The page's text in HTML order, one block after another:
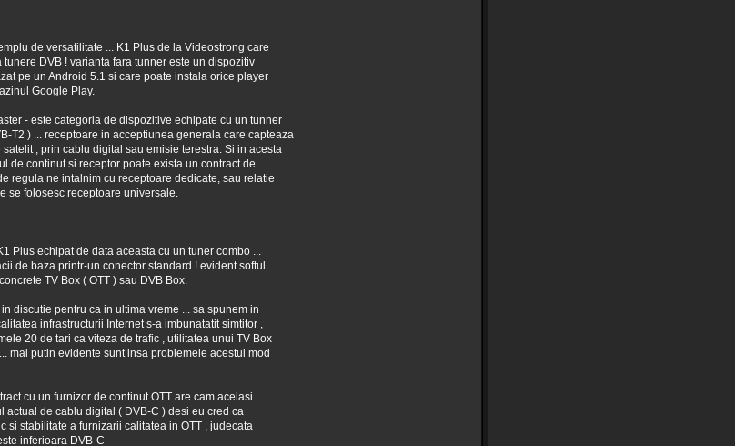
de versatilitate ... K1 Plus de la Videostrong care
tunere DVB ! varianta fara tunner este un dispozitiv
pe un Android 5.1 si care poate instala orice player
Google Play.
- este categoria de dispozitive echipate cu un tunner
T2 ) ... receptoare in acceptiunea generala care capteaza
, prin cablu digital sau emisie terestra. Si in acesta
de continut si receptor poate exista un contract de
regula ne intalnim cu receptoare dedicate, sau relatie
se folosesc receptoare universale.
Plus echipat de data aceasta cu un tuner combo ...
de baza printr-un conector standard ! evident softul
TV Box ( OTT ) sau DVB Box.
discutie pentru ca in ultima vreme ... sa spunem in
infrastructurii Internet s-a imbunatatit simtitor ,
20 de tari ca viteza de trafic , utilitatea unui TV Box
mai putin evidente sunt insa problemele acestui mod
cu un furnizor de continut OTT are cam acelasi
actual de cablu digital ( DVB-C ) desi eu cred ca
si stabilitate a furnizarii calitatea in OTT , judecata
inferioara DVB-C